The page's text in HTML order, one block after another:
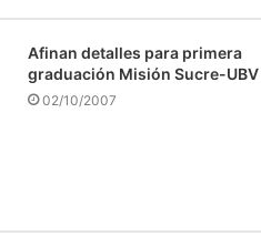
Afinan detalles para primera
graduación Misión Sucre-UBV
02/10/2007